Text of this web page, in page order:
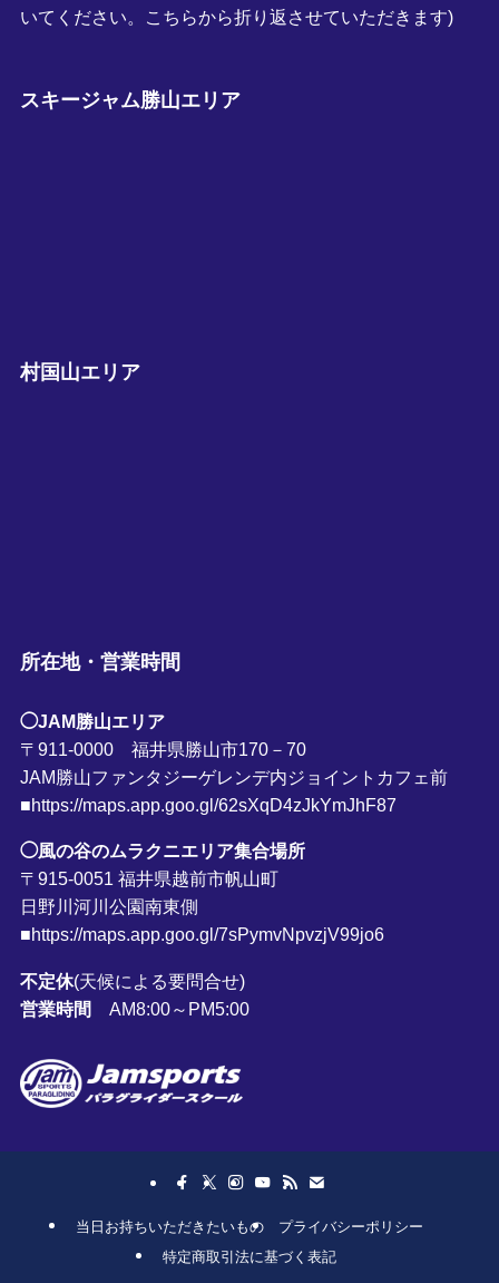
いてください。こちらから折り返させていただきます)
スキージャム勝山エリア
村国山エリア
所在地・営業時間
◯JAM勝山エリア
〒911-0000 福井県勝山市170－70
JAM勝山ファンタジーゲレンデ内ジョイントカフェ前
■https://maps.app.goo.gl/62sXqD4zJkYmJhF87
◯風の谷のムラクニエリア集合場所
〒915-0051 福井県越前市帆山町
日野川河川公園南東側
■https://maps.app.goo.gl/7sPymvNpvzjV99jo6
不定休(天候による要問合せ)
営業時間
AM8:00～PM5:00
当日お持ちいただきたいもの
プライバシーポリシー
特定商取引法に基づく表記